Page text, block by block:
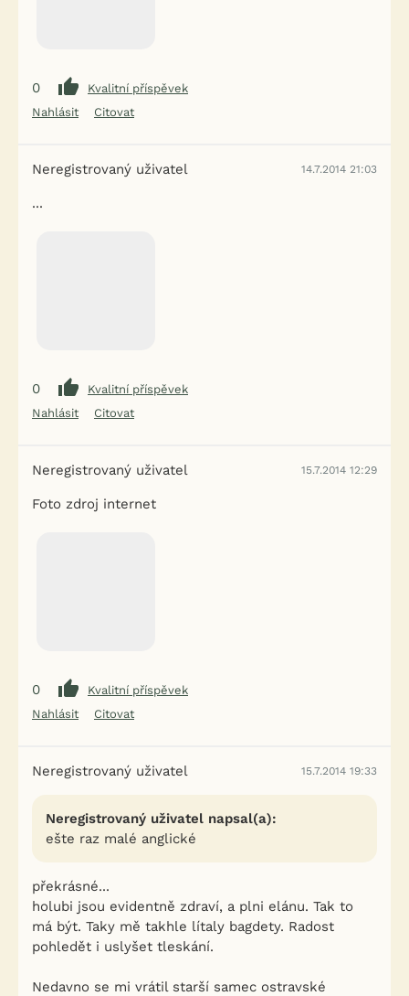
0
Kvalitní příspěvek
Nahlásit
Citovat
Neregistrovaný uživatel 14.7.2014 21:03
...
0
Kvalitní příspěvek
Nahlásit
Citovat
Neregistrovaný uživatel 15.7.2014 12:29
Foto zdroj internet
0
Kvalitní příspěvek
Nahlásit
Citovat
Neregistrovaný uživatel 15.7.2014 19:33
Neregistrovaný uživatel napsal(a):
ešte raz malé anglické
překrásné...
holubi jsou evidentně zdraví, a plni elánu. Tak to
má být. Taky mě takhle lítaly bagdety. Radost
pohledět i uslyšet tleskání.
Nedavno se mi vrátil starší samec ostravské